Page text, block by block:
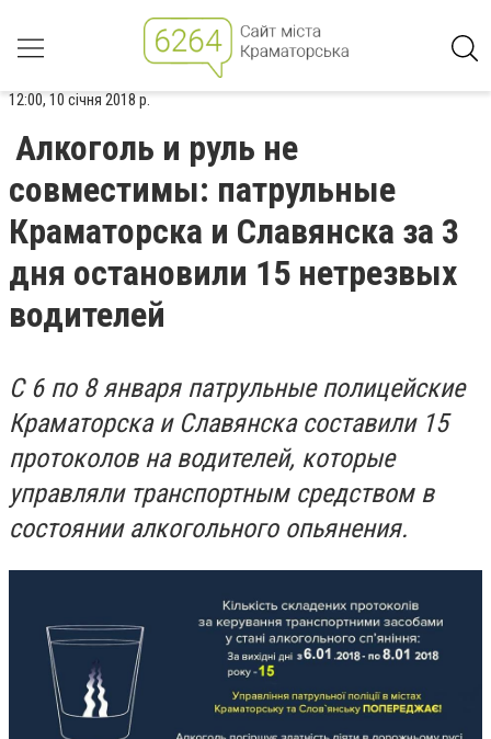
12:00, 10 січня 2018 р.
Алкоголь и руль не
совместимы: патрульные
Краматорска и Славянска за 3
дня остановили 15 нетрезвых
водителей
С 6 по 8 января патрульные полицейские
Краматорска и Славянска составили 15
протоколов на водителей, которые
управляли транспортным средством в
состоянии алкогольного опьянения.